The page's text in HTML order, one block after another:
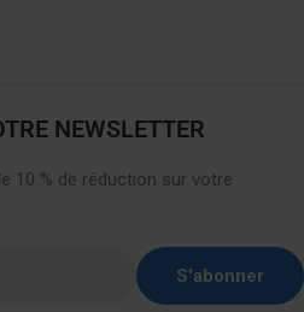
NEWSLETTER
10 % de réduction sur votre
S'abonner